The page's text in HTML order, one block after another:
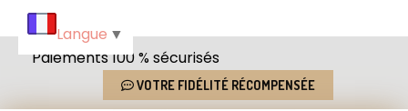
Paiements 100 % sécurisés
VOTRE FIDÉLITÉ RÉCOMPENSÉE
Langue ▼